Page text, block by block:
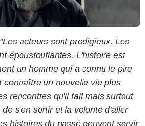
"Les acteurs sont prodigieux. Les
époustouflantes. L'histoire est
un homme qui a connu le pire
connaître un nouvelle vie plus
rencontres qu'il fait mais surtout
s'en sortir et la volonté d'aller
histoires du passé peuvent servir